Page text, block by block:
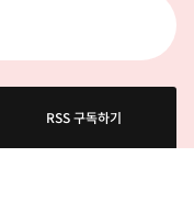
RSS 구독하기